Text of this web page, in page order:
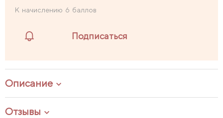
К начислению 6 баллов
Подписаться
Описание
Отзывы